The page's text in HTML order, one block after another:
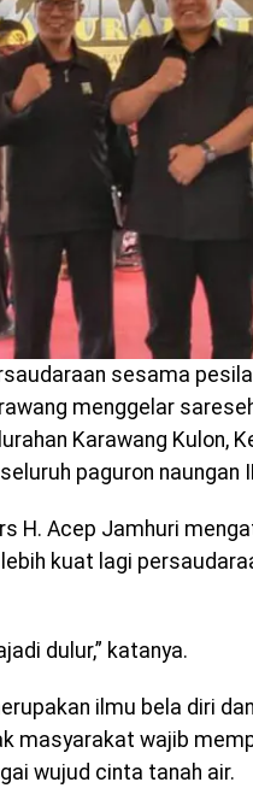
sesama
menggelar
Karawang Kulon,
paguron naungan
H. Acep Jamhuri
kuat lagi
dulur,” katanya.
ilmu bela diri
masyarakat wajib
wujud cinta tanah air.